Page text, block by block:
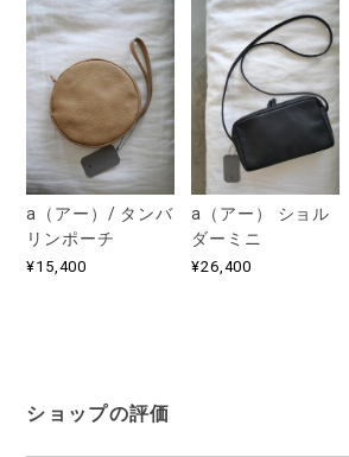
a（アー）/ タンバ
リンポーチ
¥15,400
a（アー） ショル
ダーミニ
¥26,400
ショップの評価